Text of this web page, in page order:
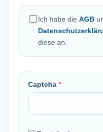
Ich habe die AGB
diese an.
Captcha *